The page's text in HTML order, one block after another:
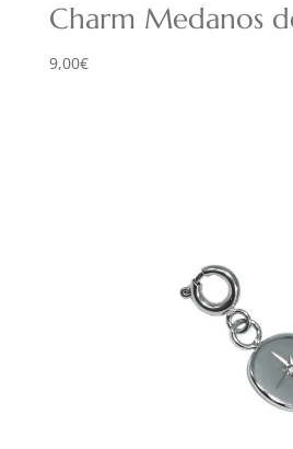
Charm Medanos
9,00€